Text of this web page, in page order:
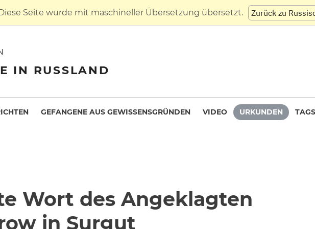
Seite wurde mit maschineller Übersetzung übersetzt. Zurück zu
IN RUSSLAND
GEFANGENE AUS GEWISSENSGRÜNDEN VIDEO URKUNDEN TAGS
Wort des Angeklagten
in Surgut